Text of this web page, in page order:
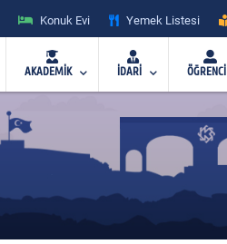
Konuk Evi Yemek Listesi
AKADEMİK İDARİ ÖĞRENCİ